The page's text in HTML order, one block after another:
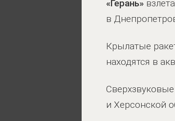
«Герань»
в
Крылатые
находятся в
и Херсонской